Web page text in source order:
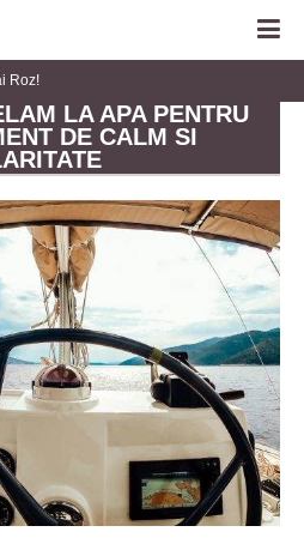
Roz!
LA APA PENTRU
DE CALM SI